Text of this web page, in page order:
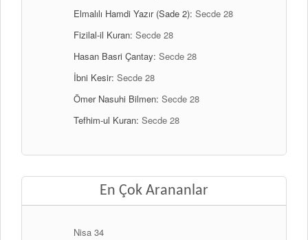
Elmalılı Hamdi Yazır (Sade 2): Secde 28
Fizilal-il Kuran: Secde 28
Hasan Basri Çantay: Secde 28
İbni Kesir: Secde 28
Ömer Nasuhi Bilmen: Secde 28
Tefhim-ul Kuran: Secde 28
En Çok Arananlar
Nisa 34